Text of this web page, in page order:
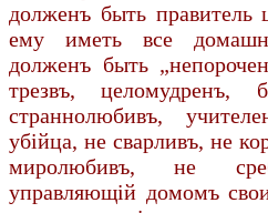
долженъ быть правитель
ему иметь все
долженъ быть
трезвъ, целомудренъ,
страннолюбивъ,
убiйца, не сварливъ, не
миролюбивъ, не
управляющiй домомъ